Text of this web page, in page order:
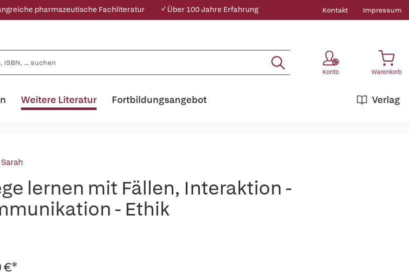
pharmazeutische Fachliteratur ✓ Über 100 Jahre Erfahrung Kontakt Impressum
Konto Warenkorb
Weitere Literatur Verlag
Fortbildungsangebot
lernen mit Fällen, Interaktion -
- Ethik
€*